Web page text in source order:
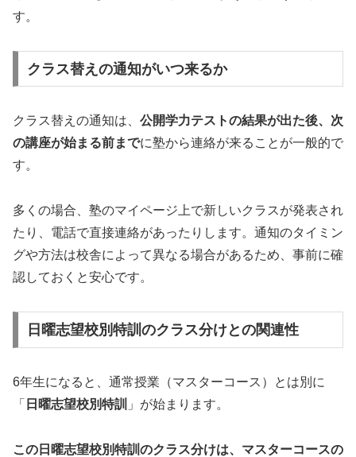
す。
クラス替えの通知がいつ来るか
クラス替えの通知は、 公開学力テストの結果が出た後、次
の講座が始まる前までに塾から連絡が来ることが一般的で
す。
多くの場合、塾のマイページ上で新しいクラスが発表され
たり、電話で直接連絡があったりします。通知のタイミン
グや方法は校舎によって異なる場合があるため、事前に確
認しておくと安心です。
日曜志望校別特訓のクラス分けとの関連性
6年生になると、通常授業（マスターコース）とは別に
「 日曜志望校別特訓 」が始まります。
この日曜志望校別特訓のクラス分けは、マスターコースの